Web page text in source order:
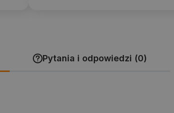
Pytania i odpowiedzi (0)